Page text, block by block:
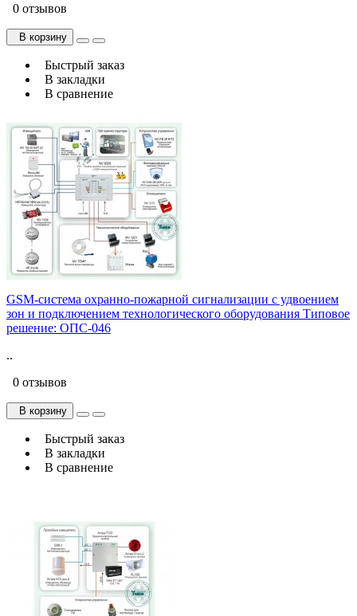
0 отзывов
В корзину
Быстрый заказ
В закладки
В сравнение
GSM-система охранно-пожарной сигнализации с удвоением
зон и подключением технологического оборудования Типовое
решение: ОПС-046
..
0 отзывов
В корзину
Быстрый заказ
В закладки
В сравнение